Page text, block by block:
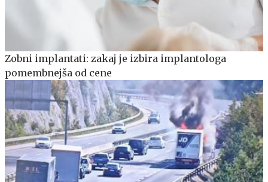
Zobni implantati: zakaj je izbira implantologa
pomembnejša od cene